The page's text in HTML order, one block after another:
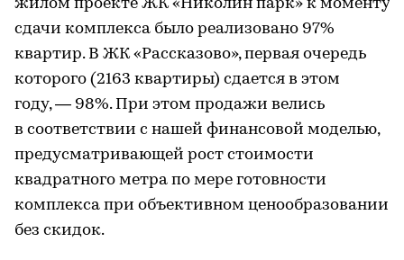
жилом проекте ЖК «Николин парк» к моменту
сдачи комплекса было реализовано 97%
квартир. В ЖК «Рассказово», первая очередь
которого (2163 квартиры) сдается в этом
году, — 98%. При этом продажи велись
в соответствии с нашей финансовой моделью,
предусматривающей рост стоимости
квадратного метра по мере готовности
комплекса при объективном ценообразовании
без скидок.